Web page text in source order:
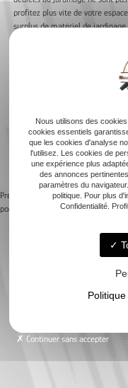
profitez plus vite de votre
surplus de matériel de jardinage
intérieurs sont propres dès
météorologiques grâce à une
Libérez-vous de la gestion de
de maçons et autres
paisiblement vous concentrer
résultat final justifie
de jardin boisée, esthétique et
du madrier ne se fait plus à la
exigences et votre budget.
un pari gagnant à long terme.
Previous:
Comment choisir une
porte fenêtre sur mesure pour votre
Nous utilisons des
cookies essentiels
que les cookies d'analyse
l'utilisez. Les cookies de
une expérience plus
des annonces
paramètres du
politique. Pour plus
Confidentialité.
Continuer sans accepter